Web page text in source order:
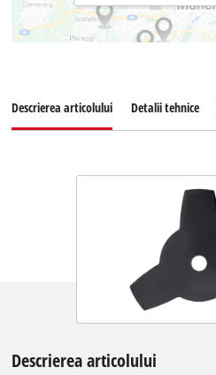
Descrierea articolului Detalii tehnice
Descrierea articolului